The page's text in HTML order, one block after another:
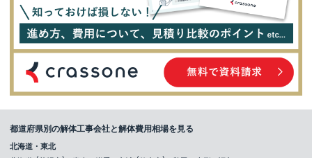
都道府県別の解体工事会社と解体費用相場を見る
北海道・東北